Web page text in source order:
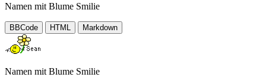
Namen mit Blume Smilie
BBCode HTML Markdown
Namen mit Blume Smilie